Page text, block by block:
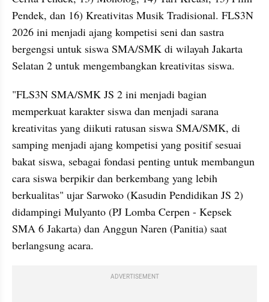
Pendek, dan 16) Kreativitas Musik Tradisional. FLS3N
2026 ini menjadi ajang kompetisi seni dan sastra
bergengsi untuk siswa SMA/SMK di wilayah Jakarta
Selatan 2 untuk mengembangkan kreativitas siswa.
"FLS3N SMA/SMK JS 2 ini menjadi bagian
memperkuat karakter siswa dan menjadi sarana
kreativitas yang diikuti ratusan siswa SMA/SMK, di
samping menjadi ajang kompetisi yang positif sesuai
bakat siswa, sebagai fondasi penting untuk membangun
cara siswa berpikir dan berkembang yang lebih
berkualitas" ujar Sarwoko (Kasudin Pendidikan JS 2)
didampingi Mulyanto (PJ Lomba Cerpen - Kepsek
SMA 6 Jakarta) dan Anggun Naren (Panitia) saat
berlangsung acara.
ADVERTISEMENT